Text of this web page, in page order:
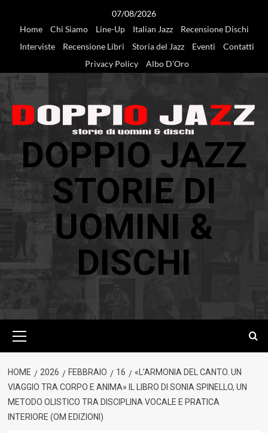
07/08/2026
Home
Chi Siamo Line-Up Italian Jazz
Recensione Dischi
Interviste
Recensione Libri Storia del Jazz Eventi
Contatti
Privacy Policy
Albo D’Oro
DOPPIO JAZZ
STORIE DI
UOMINI &
DISCHI
principale
HOME 2026 FEBBRAIO 16
«L’ARMONIA DEL CANTO. UN
VIAGGIO TRA CORPO E ANIMA» IL LIBRO DI SONIA SPINELLO, UN
METODO OLISTICO TRA DISCIPLINA VOCALE E PRATICA
INTERIORE (OM EDIZIONI)